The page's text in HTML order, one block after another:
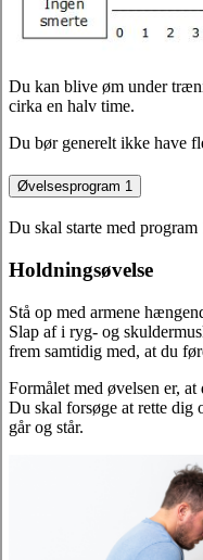
Du kan blive øm under
cirka en halv time.
Du bør generelt ikke have
Øvelsesprogram 1
Du skal starte med program
Holdningsøvelse
Stå op med armene
Slap af i ryg- og
frem samtidig med, at du
Formålet med øvelsen er,
Du skal forsøge at rette dig
går og står.